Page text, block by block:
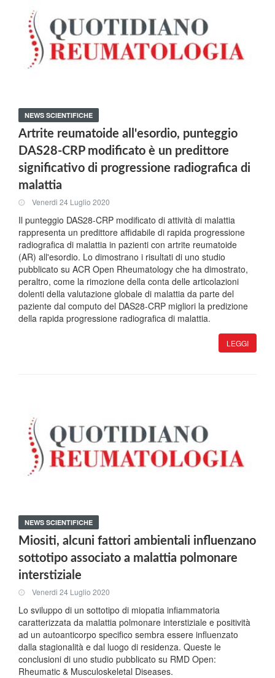
NEWS SCIENTIFICHE
Artrite reumatoide all'esordio, punteggio
DAS28-CRP modificato è un predittore
significativo di progressione radiografica di
malattia
Venerdi 24 Luglio 2020
Il punteggio DAS28-CRP modificato di attività di malattia
rappresenta un predittore affidabile di rapida progressione
radiografica di malattia in pazienti con artrite reumatoide
(AR) all'esordio. Lo dimostrano i risultati di uno studio
pubblicato su ACR Open Rheumatology che ha dimostrato,
peraltro, come la rimozione della conta delle articolazioni
dolenti della valutazione globale di malattia da parte del
paziente dal computo del DAS28-CRP migliori la predizione
della rapida progressione radiografica di malattia.
LEGGI
NEWS SCIENTIFICHE
Miositi, alcuni fattori ambientali influenzano
sottotipo associato a malattia polmonare
interstiziale
Venerdi 24 Luglio 2020
Lo sviluppo di un sottotipo di miopatia infiammatoria
caratterizzata da malattia polmonare interstiziale e positività
ad un autoanticorpo specifico sembra essere influenzato
dalla stagionalità e dal luogo di residenza. Queste le
conclusioni di uno studio pubblicato su RMD Open:
Rheumatic & Musculoskeletal Diseases.